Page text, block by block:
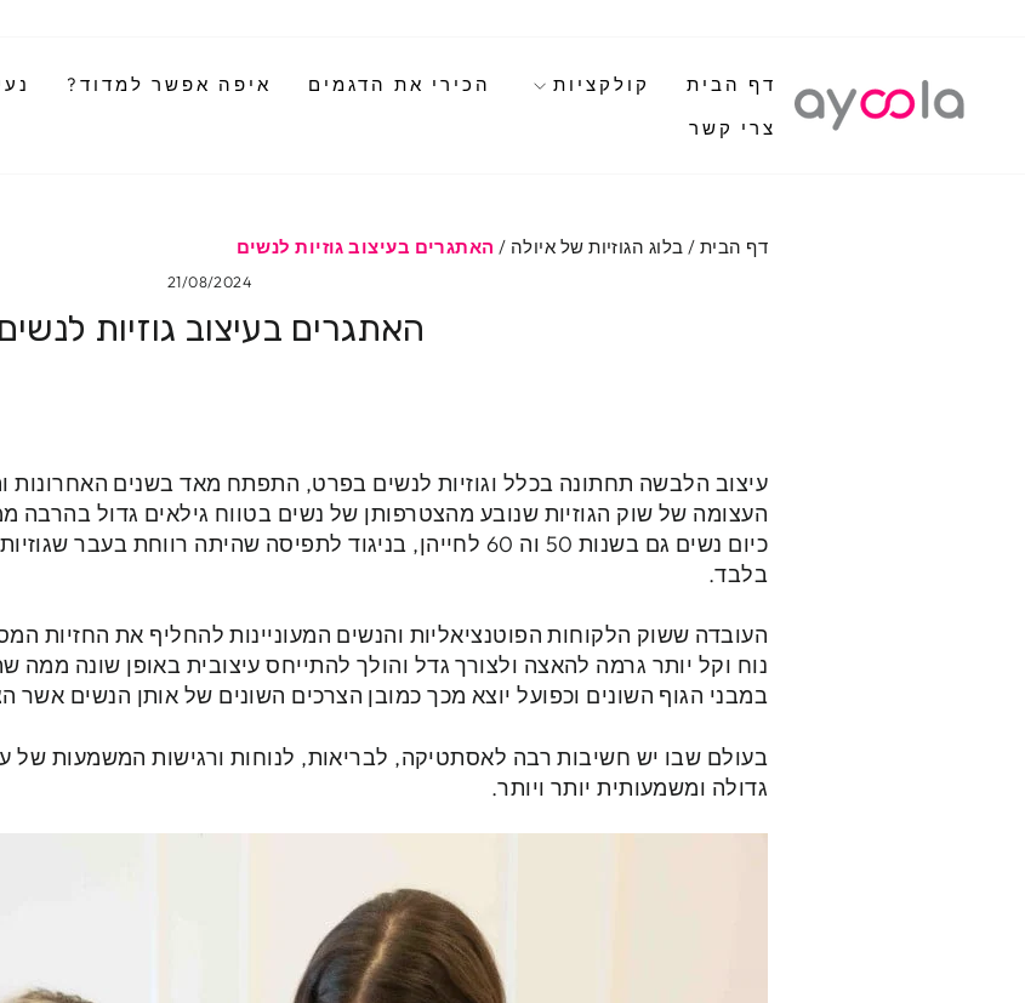
דף הבית קולקציות הכירי את הדגמים איפה אפשר למדוד?
צרי קשר
דף הבית / בלוג הגוזיות של איולה / האתגרים בעיצוב גוזיות לנשים
21/08/2024
האתגרים בעיצוב גוזיות לנשים
עיצוב הלבשה תחתונה בכלל וגוזיות לנשים בפרט, התפתח מאד בשנים
העצומה של שוק הגוזיות שנובע מהצטרפותן של נשים בטווח גילאים גדול בהרבה
כיום נשים גם בשנות 50 וה 60 לחייהן, בניגוד לתפיסה שהיתה רווחת
בלבד.
העובדה ששוק הלקוחות הפוטנציאליות והנשים המעוניינות להחליף את החזיות
נוח וקל יותר גרמה להאצה ולצורך גדל והולך להתייחס עיצובית באופן שונה ממה
במבני הגוף השונים וכפועל יוצא מכך כמובן הצרכים השונים של אותן הנשים אשר
בעולם שבו יש חשיבות רבה לאסתטיקה, לבריאות, לנוחות ורגישות המשמעות של
גדולה ומשמעותית יותר ויותר.